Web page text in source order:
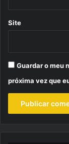
Site
Guardar o meu
próxima vez que